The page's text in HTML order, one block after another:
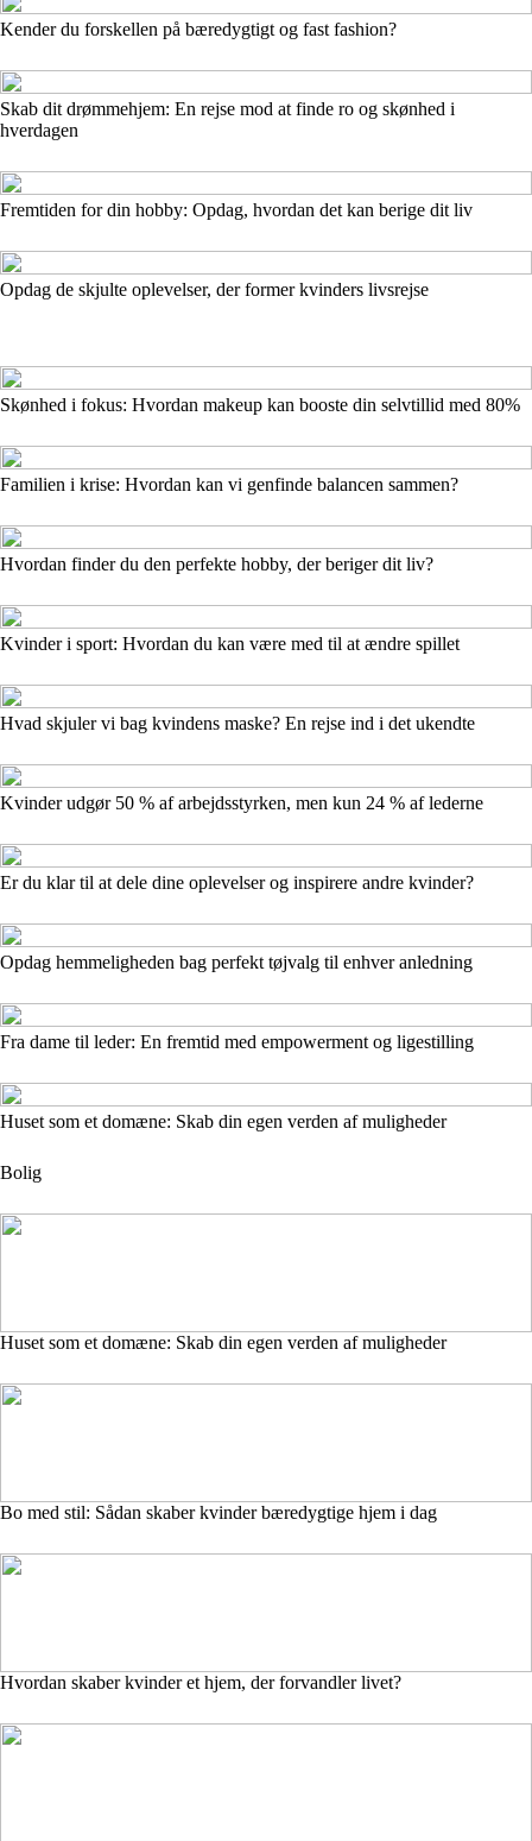
Kender du forskellen på bæredygtigt og fast fashion?
Skab dit drømmehjem: En rejse mod at finde ro og skønhed i
hverdagen
Fremtiden for din hobby: Opdag, hvordan det kan berige dit liv
Opdag de skjulte oplevelser, der former kvinders livsrejse
Skønhed i fokus: Hvordan makeup kan booste din selvtillid med 80%
Familien i krise: Hvordan kan vi genfinde balancen sammen?
Hvordan finder du den perfekte hobby, der beriger dit liv?
Kvinder i sport: Hvordan du kan være med til at ændre spillet
Hvad skjuler vi bag kvindens maske? En rejse ind i det ukendte
Kvinder udgør 50 % af arbejdsstyrken, men kun 24 % af lederne
Er du klar til at dele dine oplevelser og inspirere andre kvinder?
Opdag hemmeligheden bag perfekt tøjvalg til enhver anledning
Fra dame til leder: En fremtid med empowerment og ligestilling
Huset som et domæne: Skab din egen verden af muligheder
Bolig
Huset som et domæne: Skab din egen verden af muligheder
Bo med stil: Sådan skaber kvinder bæredygtige hjem i dag
Hvordan skaber kvinder et hjem, der forvandler livet?